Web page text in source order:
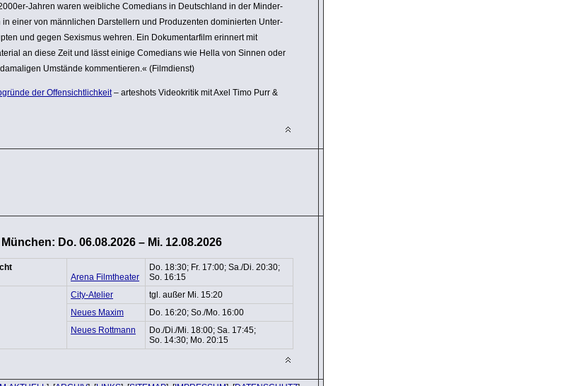
Jahren waren weibliche Comedians in Deutsch­land in der Minder­
in einer von männ­li­chen Darstel­lern und Produ­zenten domi­nierten Unter­
und gegen Sexismus wehren. Ein Doku­men­tar­film erinnert mit
an diese Zeit und lässt einige Comedians wie Hella von Sinnen oder
Umstände kommen­tieren.« (Film­dienst)
der Offen­sicht­lich­keit– arteshots Video­kritik mit Axel Timo Purr &
Do. 06.08.2026 – Mi. 12.08.2026
Arena Filmtheater
Do. 18:30; Fr. 17:00; Sa./Di. 20:30;
So. 16:15
City-Atelier
tgl. außer Mi. 15:20
Neues Maxim
Do. 16:20; So./Mo. 16:00
Neues Rottmann
Do./Di./Mi. 18:00; Sa. 17:45;
So. 14:30; Mo. 20:15